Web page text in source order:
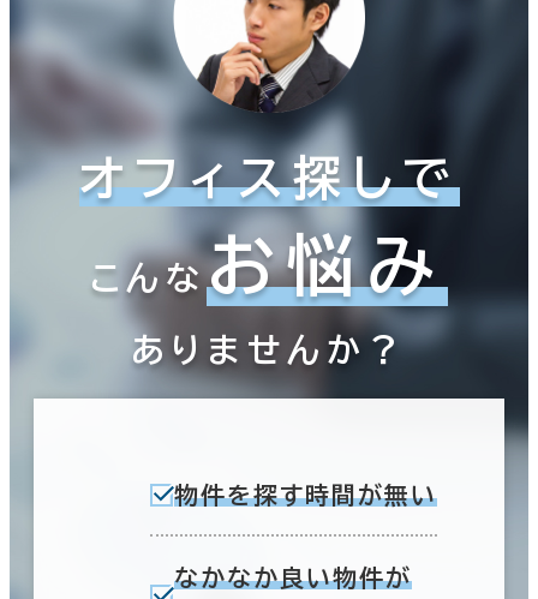
オフィス探しで
こんなお悩み
ありませんか？
物件を探す時間が無い
なかなか良い物件が